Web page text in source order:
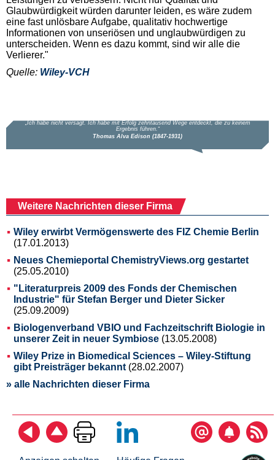
Glaubwürdigkeit würden darunter leiden, es wäre zudem
eine fast unlösbare Aufgabe, qualitativ hochwertige
Informationen von unseriösen und unglaubwürdigen zu
unterscheiden. Wenn es dazu kommt, sind wir alle die
Verlierer."
Quelle: Wiley-VCH
Weitere Nachrichten dieser Firma
Wiley erwirbt Vermögenswerte des FIZ Chemie Berlin
(17.01.2013)
Neues Chemieportal ChemistryViews.org gestartet
(25.05.2010)
"Literaturpreis 2009 des Fonds der Chemischen
Industrie" für Stefan Berger und Dieter Sicker
(25.09.2009)
Biologenverband VBIO und Fachzeitschrift Biologie in
unserer Zeit in neuer Symbiose (13.05.2008)
Wiley Prize in Biomedical Sciences – Wiley-Stiftung
gibt Preisträger bekannt (28.02.2007)
» alle Nachrichten dieser Firma